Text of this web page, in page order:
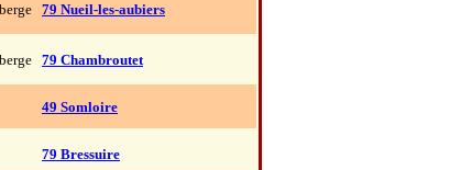
79 Nueil-les-aubiers
79 Chambroutet
49 Somloire
79 Bressuire